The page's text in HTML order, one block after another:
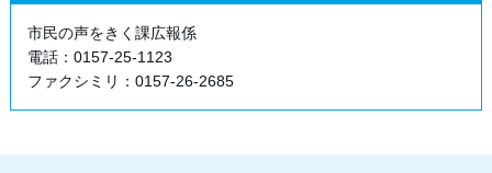
市民の声をきく課広報係
電話：0157-25-1123
ファクシミリ：0157-26-2685